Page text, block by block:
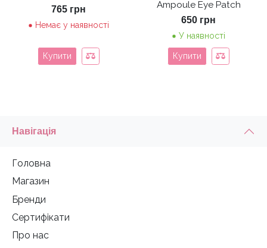
765 грн
Немає у наявності
Купити
Ampoule Eye Patch
650 грн
У наявності
Купити
Навігація
Головна
Магазин
Бренди
Сертифікати
Про нас